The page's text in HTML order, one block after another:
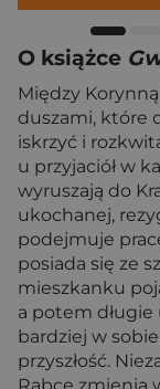
O książce
Między
duszami, które
iskrzyć i
u przyjaciół w
wyruszają do
ukochanej,
podejmuje
posiada się ze
mieszkanku
a potem długie
bardziej w
przyszłość.